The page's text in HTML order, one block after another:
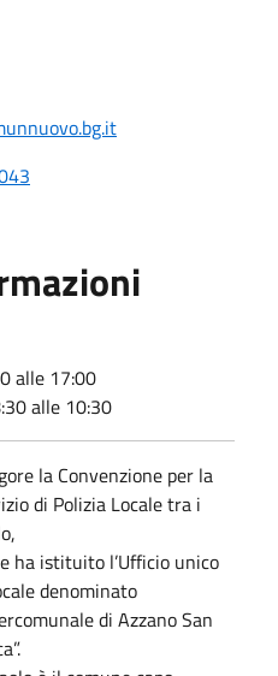
alle 17:00
alle 10:30
la Convenzione per la
di Polizia Locale tra i
ha istituito l’Ufficio unico
denominato
di Azzano San